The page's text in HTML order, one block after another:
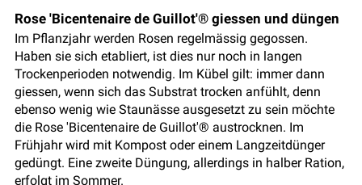
Rose 'Bicentenaire de Guillot'® giessen und düngen
Im Pflanzjahr werden Rosen regelmässig gegossen.
Haben sie sich etabliert, ist dies nur noch in langen
Trockenperioden notwendig. Im Kübel gilt: immer dann
giessen, wenn sich das Substrat trocken anfühlt, denn
ebenso wenig wie Staunässe ausgesetzt zu sein möchte
die Rose 'Bicentenaire de Guillot'® austrocknen. Im
Frühjahr wird mit Kompost oder einem Langzeitdünger
gedüngt. Eine zweite Düngung, allerdings in halber Ration,
erfolgt im Sommer.